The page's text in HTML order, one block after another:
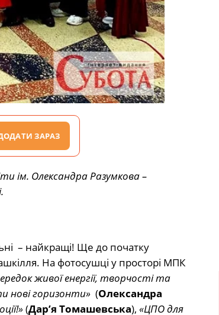
ЗАРАЗ
ім. Олександра Разумкова –
– найкращі! Ще до початку
На фотосушці у просторі МПК
живої енергії, творчості та
нові горизонти» (Олександра
(Дар’я Томашевська), «ЦПО для